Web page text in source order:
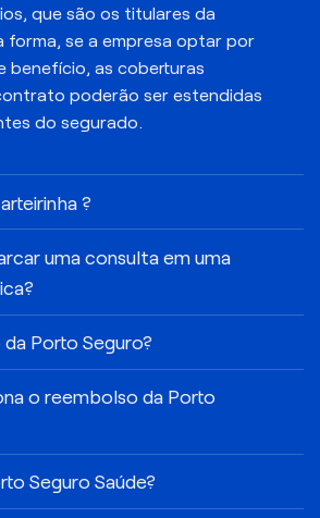
que são os titulares da
forma, se a empresa optar por
benefício, as coberturas
poderão ser estendidas
do segurado.
?
uma consulta em uma
Porto Seguro?
o reembolso da Porto
Seguro Saúde?